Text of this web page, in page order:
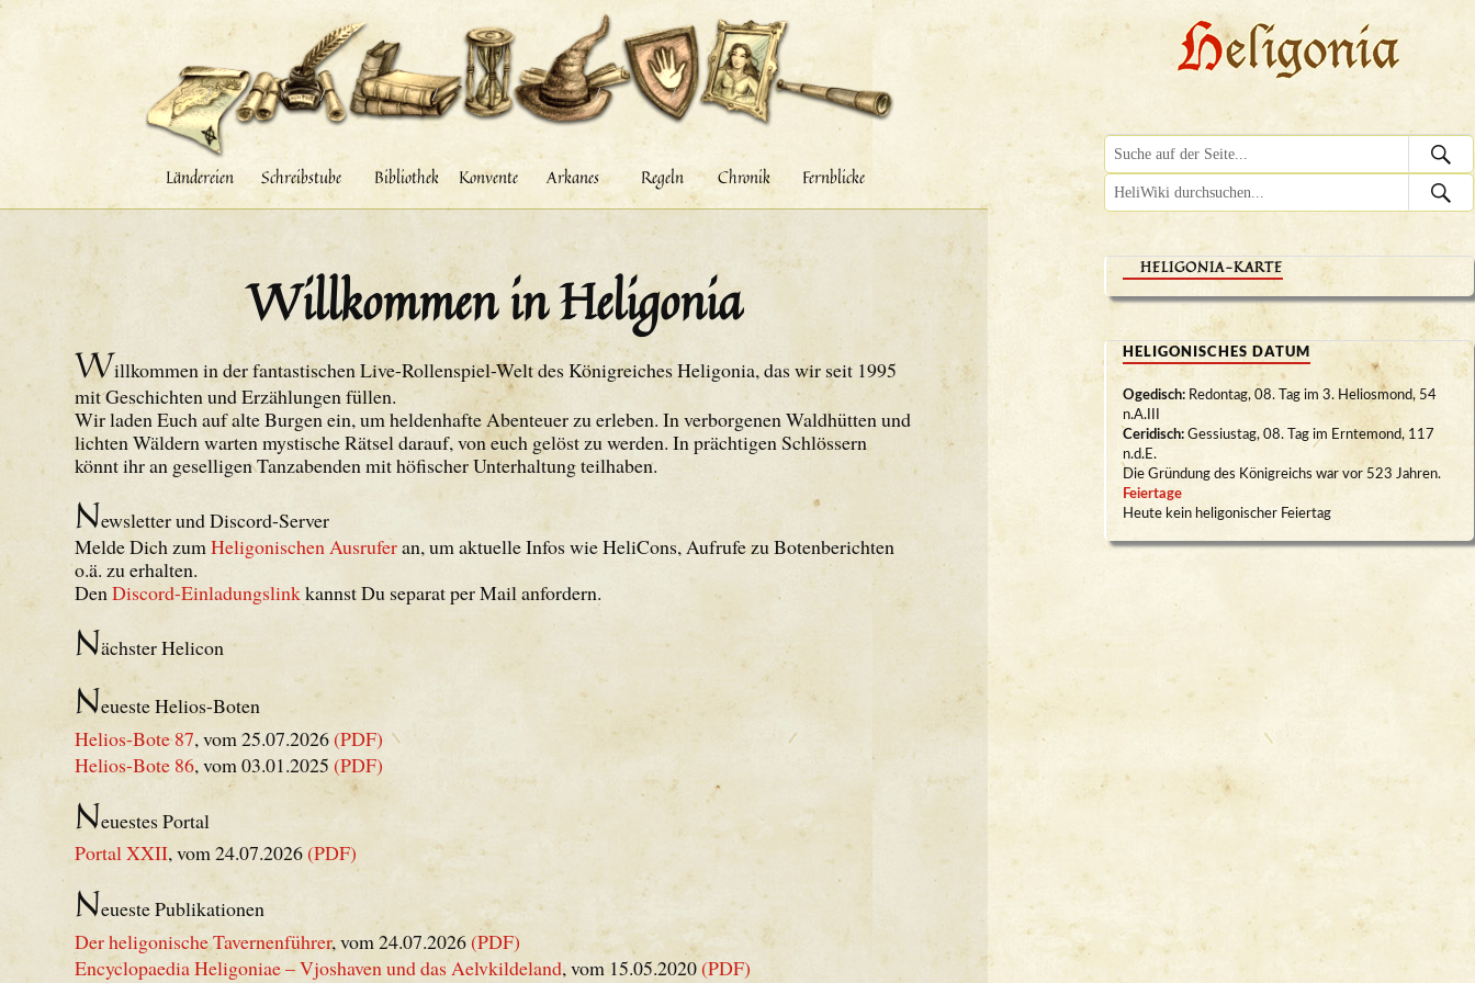
Ländereien Schreibstube Bibliothek Konvente Arkanes Regeln Chronik Fernblicke
Willkommen in Heligonia
Willkommen in der fantastischen Live-Rollenspiel-Welt des Königreiches Heligonia, das wir seit 1995
mit Geschichten und Erzählungen füllen.
Wir laden Euch auf alte Burgen ein, um heldenhafte Abenteuer zu erleben. In verborgenen Waldhütten und
lichten Wäldern warten mystische Rätsel darauf, von euch gelöst zu werden. In prächtigen Schlössern
könnt ihr an geselligen Tanzabenden mit höfischer Unterhaltung teilhaben.
Newsletter und Discord-Server
Melde Dich zumHeligonischen Ausruferan, um aktuelle Infos wie HeliCons, Aufrufe zu Botenberichten
o.ä. zu erhalten.
DenDiscord-Einladungslinkkannst Du separat per Mail anfordern.
Nächster Helicon
Neueste Helios-Boten
Helios-Bote 87, vom 25.07.2026(PDF)
Helios-Bote 86, vom 03.01.2025 (PDF)
Neuestes Portal
Portal XXII, vom 24.07.2026(PDF)
Neueste Publikationen
Der heligonische Tavernenführer, vom 24.07.2026(PDF)
Encyclopaedia Heligoniae – Vjoshaven und das Aelvkildeland, vom 15.05.2020(PDF)
HELIGONIA-KARTE
HELIGONISCHES DATUM
Ogedisch:Redontag, 08. Tag im 3. Heliosmond, 54
n.A.III
Ceridisch:Gessiustag, 08. Tag im Erntemond, 117
n.d.E.
Die Gründung des Königreichs war vor 523 Jahren.
Feiertage
Heute kein heligonischer Feiertag